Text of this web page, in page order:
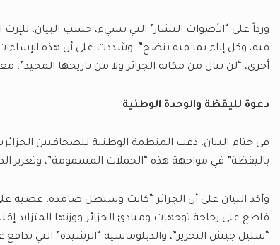
ورداً على “الأصوات النشاز” التي تسيء، حسب البيان،
فيه، وكل إناء بما فيه ينضح”. وشددت على أن هذه
أخرى، “لن تنال من مكانة الجزائر ولا من تاريخها المجيد”،
دعوة لليقظة والوحدة الوطنية
في ختام البيان، دعت المنظمة الوطنية للصحافيين
باليقظة” في مواجهة هذه “الحملات المسمومة”، وتعزيز
وأكد البيان على أن الجزائر “كانت وستظل صامدة، عصية
قاطع على رجاحة توجهات ومبادئ الجزائر ووزنها المتزايد
“سليل جيش التحرير”، والدبلوماسية “الرشيدة” التي تدافع